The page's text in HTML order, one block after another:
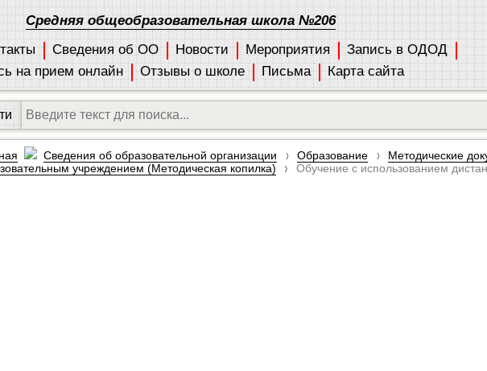
Средняя общеобразовательная школа №206
Сведения об ОО Новости Мероприятия
Запись в ОДОД
на прием онлайн
Отзывы о школе Письма Карта сайта
Сведения об образовательной организации Образование
Методические
учреждением (Методическая копилка)
Обучение с использованием